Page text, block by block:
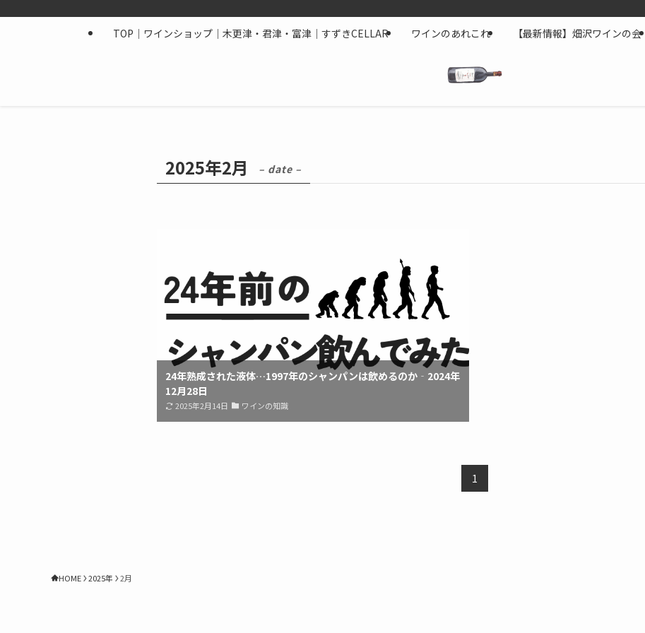
TOP｜ワインショップ｜木更津・君津・富津｜すずきCELLAR ワインのあれこれ 【最新情報】畑沢ワインの会
2025年2月 – date –
24年熟成された液体…1997年のシャンパンは飲めるのか‐2024年
12月28日
2025年2月14日 ワインの知識
1
HOME 2025年 2月